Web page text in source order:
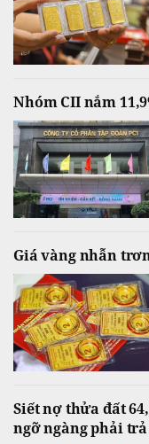
Nhóm CII nắm
Giá vàng nhẫn
Siết nợ thửa đất
ngỡ ngàng phải